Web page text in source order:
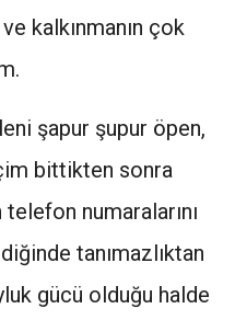
kalkınmanın çok
şapur şupur öpen,
bittikten sonra
numaralarını
tanımazlıktan
gücü olduğu halde